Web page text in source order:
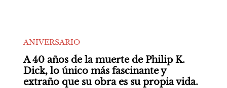
ANIVERSARIO
A 40 años de la muerte de Philip K.
Dick, lo único más fascinante y
extraño que su obra es su propia vida.